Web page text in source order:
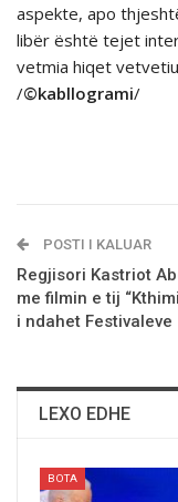
aspekte, apo
libër është tejet
vetmia hiqet
/©kabllogrami/
POSTI I KALUAR
Regjisori Kastriot
me filmin e tij
i ndahet Festivaleve
LEXO EDHE
BOTA